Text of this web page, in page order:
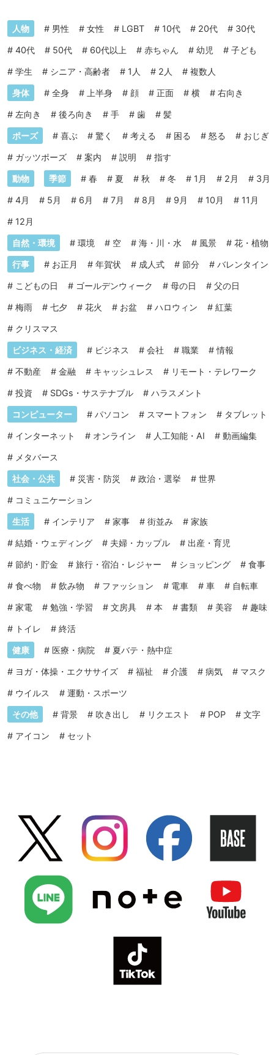
人物 # 男性 # 女性 # LGBT # 10代 # 20代 # 30代
# 40代 # 50代 # 60代以上 # 赤ちゃん # 幼児 # 子ども
# 学生 # シニア・高齢者 # 1人 # 2人 # 複数人
身体 # 全身 # 上半身 # 顔 # 正面 # 横 # 右向き
# 左向き # 後ろ向き # 手 # 歯 # 髪
ポーズ # 喜ぶ # 驚く # 考える # 困る # 怒る # おじぎ
# ガッツポーズ # 案内 # 説明 # 指す
動物 季節 # 春 # 夏 # 秋 # 冬 # 1月 # 2月 # 3月
# 4月 # 5月 # 6月 # 7月 # 8月 # 9月 # 10月 # 11月
# 12月
自然・環境 # 環境 # 空 # 海・川・水 # 風景 # 花・植物
行事 # お正月 # 年賀状 # 成人式 # 節分 # バレンタイン
# こどもの日 # ゴールデンウィーク # 母の日 # 父の日
# 梅雨 # 七夕 # 花火 # お盆 # ハロウィン # 紅葉
# クリスマス
ビジネス・経済 # ビジネス # 会社 # 職業 #情報
# 不動産 # 金融 # キャッシュレス # リモート・テレワーク
# 投資 # SDGs・サステナブル # ハラスメント
コンピューター # パソコン # スマートフォン # タブレット
# インターネット # オンライン # 人工知能・AI # 動画編集
# メタバース
社会・公共 # 災害・防災 # 政治・選挙 # 世界
# コミュニケーション
生活 # インテリア # 家事 # 街並み # 家族
# 結婚・ウェディング # 夫婦・カップル # 出産・育児
# 節約・貯金 # 旅行・宿泊・レジャー # ショッピング # 食事
# 食べ物 # 飲み物 # ファッション # 電車 # 車 # 自転車
# 家電 # 勉強・学習 # 文房具 # 本 # 書類 # 美容 # 趣味
# トイレ # 終活
健康 # 医療・病院 # 夏バテ・熱中症
# ヨガ・体操・エクササイズ # 福祉 # 介護 # 病気 # マスク
# ウイルス # 運動・スポーツ
その他 # 背景 # 吹き出し # リクエスト # POP # 文字
# アイコン # セット